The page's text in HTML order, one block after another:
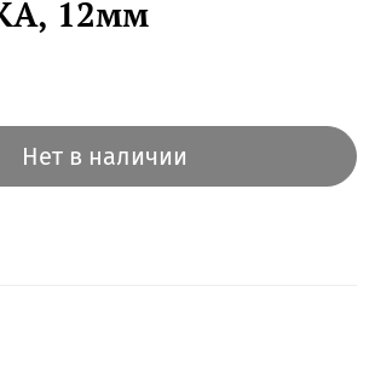
12мм
Нет в наличии